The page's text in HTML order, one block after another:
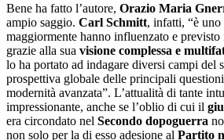
Bene ha fatto l’autore, Orazio Maria
ampio saggio. Carl Schmitt, infatti, “è uno
maggiormente hanno influenzato e previsto
grazie alla sua visione complessa e
lo ha portato ad indagare diversi campi del
prospettiva globale delle principali
modernità avanzata”. L’attualità di tante
impressionante, anche se l’oblio di cui il
era circondato nel Secondo dopoguerra
non solo per la di esso adesione al Partito